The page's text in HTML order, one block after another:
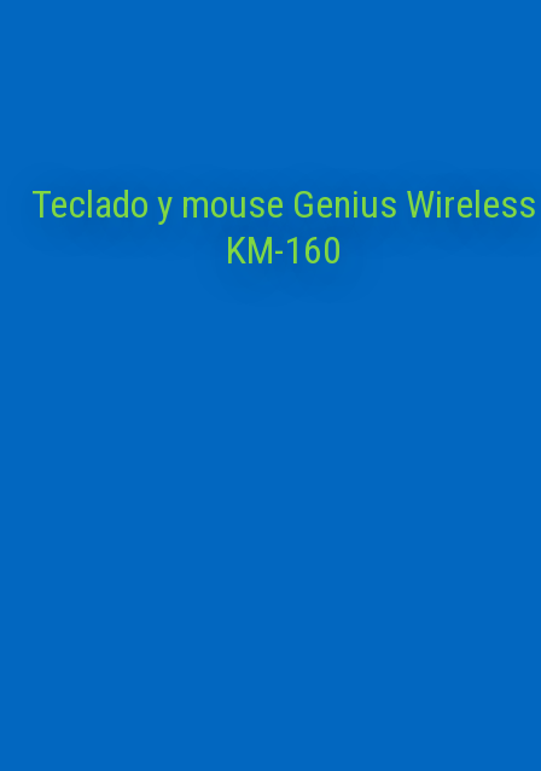
Teclado y mouse Genius Wireless
KM-160